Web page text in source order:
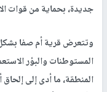
جديدة، بحماية من قوات
وتتعرض قرية أم صفا
المستوطنات والبؤر
المنطقة، ما أدى إلى